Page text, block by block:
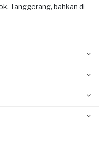
Tanggerang, bahkan di